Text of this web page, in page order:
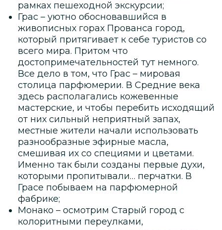
рамках пешеходной экскурсии;
Грас – уютно обосновавшийся в
живописных горах Прованса город,
который притягивает к себе туристов со
всего мира. Притом что
достопримечательностей тут немного.
Все дело в том, что Грас – мировая
столица парфюмерии. В Средние века
здесь располагались кожевенные
мастерские, и чтобы перебить исходящий
от них сильный неприятный запах,
местные жители начали использовать
разнообразные эфирные масла,
смешивая их со специями и цветами.
Именно так были созданы первые духи,
которыми пропитывали… перчатки. В
Грасе побываем на парфюмерной
фабрике;
Монако – осмотрим Старый город с
колоритными переулками,